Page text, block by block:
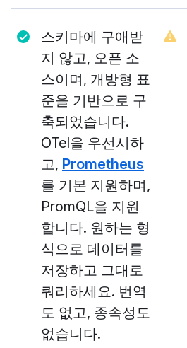
스키마에 구애받
지 않고, 오픈 소
스이며, 개방형 표
준을 기반으로 구
축되었습니다.
OTel을 우선시하
고, Prometheus
를 기본 지원하며,
PromQL을 지원
합니다. 원하는 형
식으로 데이터를
저장하고 그대로
쿼리하세요. 번역
도 없고, 종속성도
없습니다.